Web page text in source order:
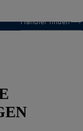
Händler finden